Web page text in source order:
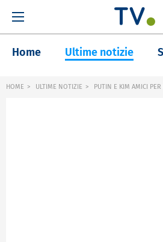
Home Ultime notizie
HOME ULTIME NOTIZIE PUTIN E KIM AMICI PER